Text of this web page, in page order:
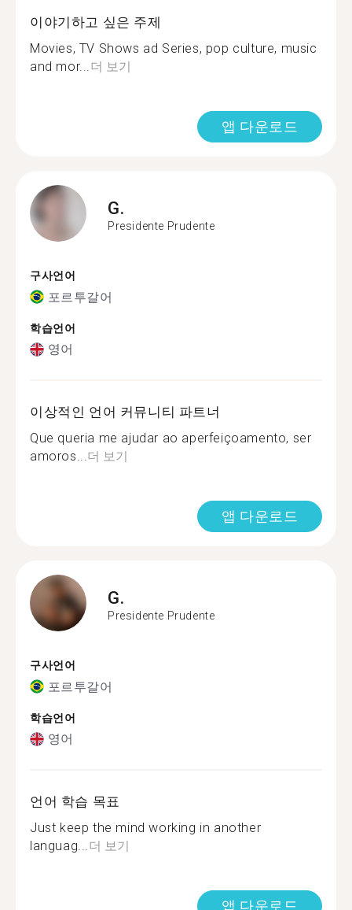
이야기하고 싶은 주제
Movies, TV Shows ad Series, pop culture, music
and mor...더 보기
앱 다운로드
G.
Presidente Prudente
구사언어
포르투갈어
학습언어
영어
이상적인 언어 커뮤니티 파트너
Que queria me ajudar ao aperfeiçoamento, ser
amoros...더 보기
앱 다운로드
G.
Presidente Prudente
구사언어
포르투갈어
학습언어
영어
언어 학습 목표
Just keep the mind working in another
languag...더 보기
앱 다운로드